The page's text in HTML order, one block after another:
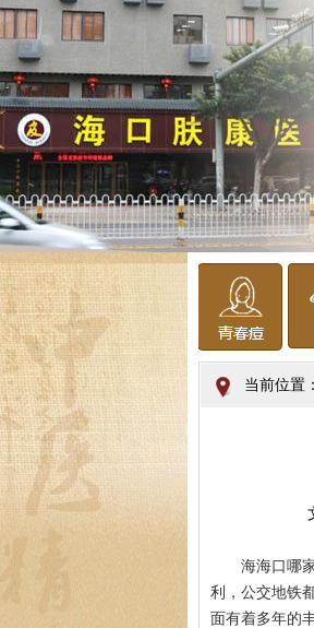
当前位置：
海海口哪
利，公交地铁
面有着多年的